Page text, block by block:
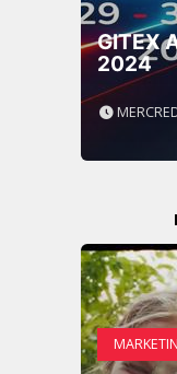
GITEX
2024